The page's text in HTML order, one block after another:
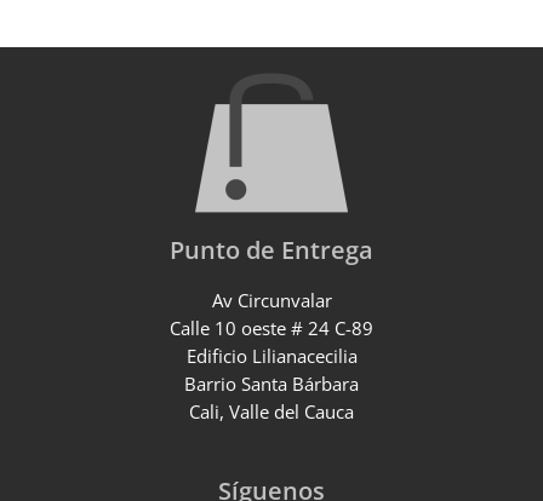
Punto de Entrega
Av Circunvalar
Calle 10 oeste # 24 C-89
Edificio Lilianacecilia
Barrio Santa Bárbara
Cali, Valle del Cauca
Síguenos